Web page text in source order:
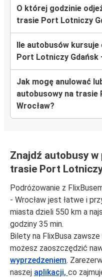
O której godzinie
trasie Port Lotniczy
Ile autobusów
Port Lotniczy Gdańsk
Jak mogę anulować
autobusowy na trasie
Wrocław?
Znajdź autobusy
trasie Port
Podróżowanie z
- Wrocław jest łatwe i
miasta dzieli 550 km a
godziny 35 min.
Bilety na FlixBusa
możesz zaoszczędzić
wyprzedzeniem.
naszej aplikacji, co